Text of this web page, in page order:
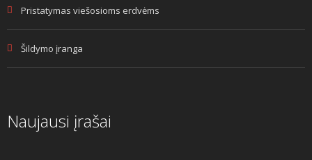
Pristatymas viešosioms erdvėms
Šildymo įranga
Naujausi įrašai